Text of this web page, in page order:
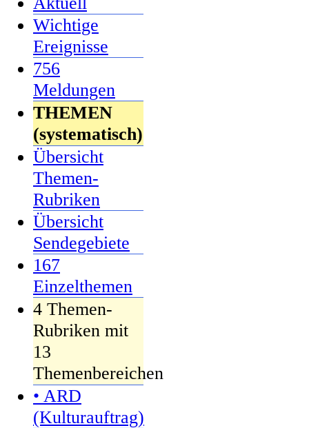
Wichtige
Ereignisse
756
Meldungen
THEMEN
(systematisch)
Übersicht
Themen-
Rubriken
Übersicht
Sendegebiete
167
Einzelthemen
4 Themen-
Rubriken mit
13
Themenbereichen
• ARD
(Kulturauftrag)